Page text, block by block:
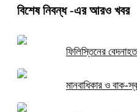
বিশেষ নিবন্ধ-এর আরও খবর
ফিলিস্তিনের
মানবাধিকার ও বাক-